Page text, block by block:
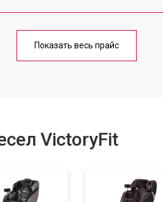
от 150 мин
Показать весь прайс
VictoryFit